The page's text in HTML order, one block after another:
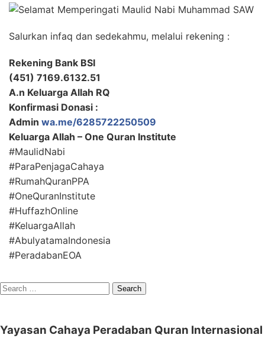
Salurkan infaq dan sedekahmu, melalui rekening :
Rekening Bank BSI
(451) 7169.6132.51
A.n Keluarga Allah RQ
Konfirmasi Donasi :
Admin wa.me/6285722250509
Keluarga Allah – One Quran Institute
#MaulidNabi
#ParaPenjagaCahaya
#RumahQuranPPA
#OneQuranInstitute
#HuffazhOnline
#KeluargaAllah
#AbulyatamaIndonesia
#PeradabanEOA
Search
Yayasan Cahaya Peradaban Quran Internasional